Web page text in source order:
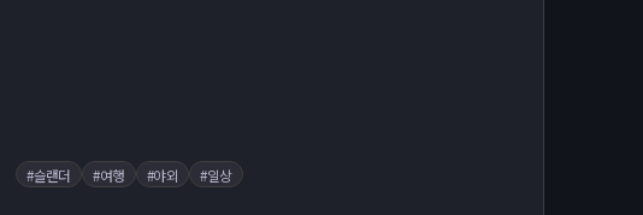
#슬랜더 #여행 #야외 #일상